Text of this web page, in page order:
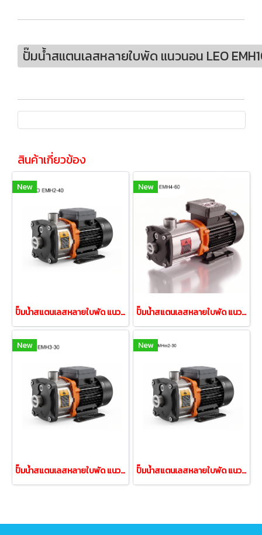
ปั๊มน้ำสแตนเลสหลายใบพัด แนวนอน LEO
สินค้าเกี่ยวข้อง
New
ปั๊มน้ำสแตนเลสหลายใบพัด แนวนอน LEO EMH2-40 0.37kw 220V
New
ปั๊มน้ำสแตนเลสหลายใบพัด แนวนอน LEO EMH4-60 1.1kw 220V
New
ปั๊มน้ำสแตนเลสหลายใบพัด แนวนอน LEO EMH3-30 0.37kw 220V
New
ปั๊มน้ำสแตนเลสหลายใบพัด แนวนอน LEO EMH2-30 0.37kw 220V